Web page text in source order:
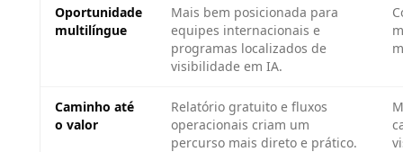
Oportunidade
multilíngue
Mais bem posicionada para
equipes internacionais e
programas localizados de
visibilidade em IA.
Caminho até
o valor
Relatório gratuito e fluxos
operacionais criam um
percurso mais direto e prático.